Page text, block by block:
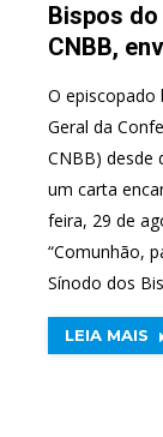
Bispos do
CNBB,
O episcopado
Geral da
CNBB) desde
um carta
feira, 29 de
“Comunhão,
Sínodo dos
LEIA MAIS